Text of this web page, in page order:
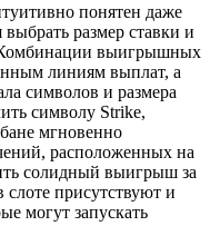
понятен даже
размер ставки и
Комбинации выигрышных
линиям выплат, а
символов и размера
символу Strike,
мгновенно
расположенных на
солидный выигрыш за
присутствуют и
могут запускать